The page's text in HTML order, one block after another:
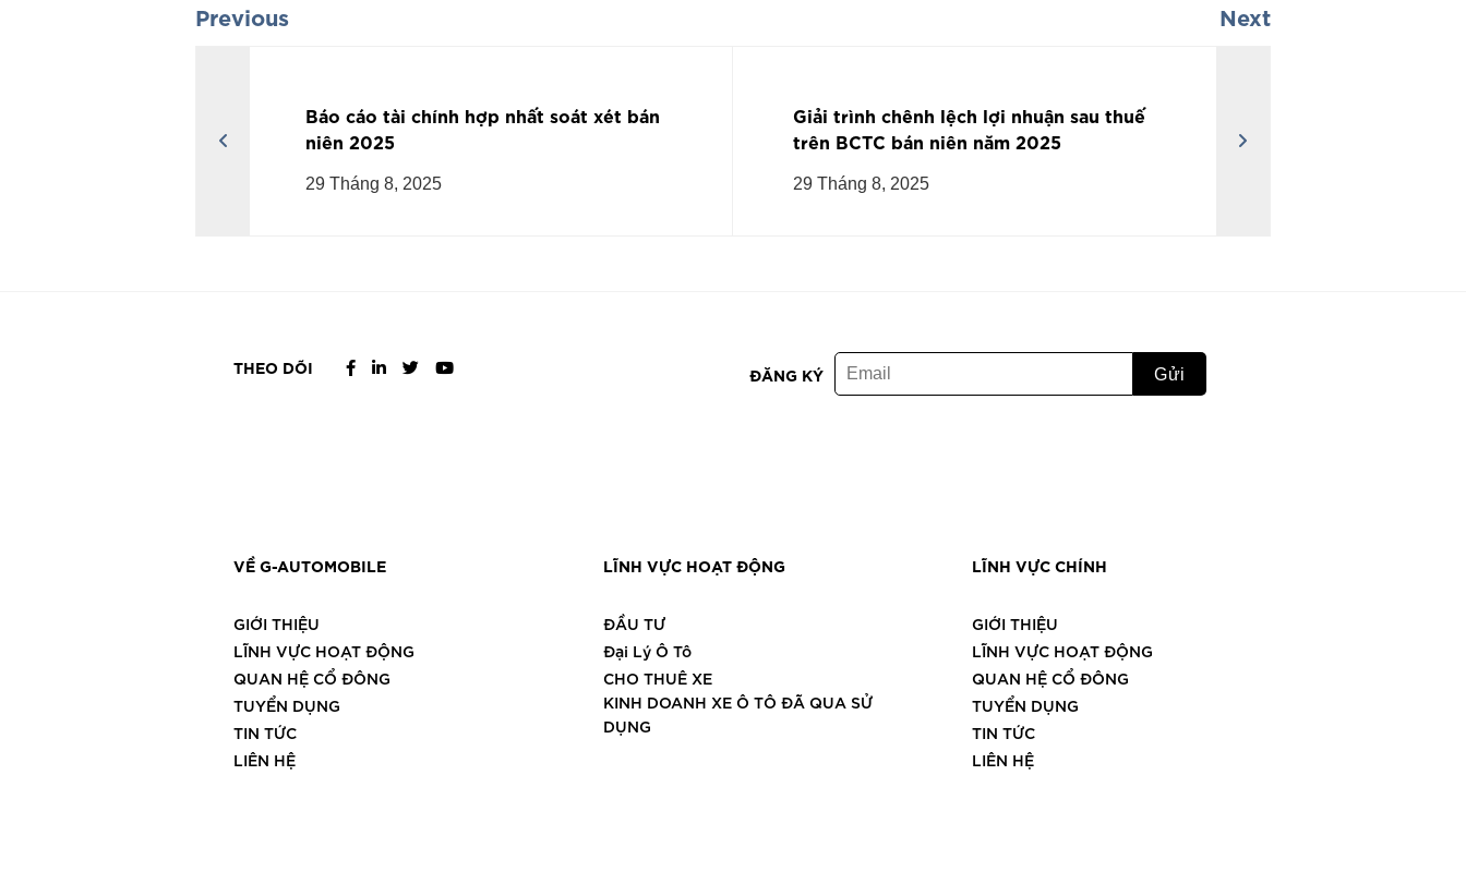
Previous
Báo cáo tài chính hợp nhất soát xét bán
niên 2025
29 Tháng 8, 2025
Next
Giải trình chênh lệch lợi nhuận sau thuế
trên BCTC bán niên năm 2025
29 Tháng 8, 2025
THEO DÕI ĐĂNG KÝ
VỀ G-AUTOMOBILE
GIỚI THIỆU
LĨNH VỰC HOẠT ĐỘNG
QUAN HỆ CỔ ĐÔNG
TUYỂN DỤNG
LIÊN HỆ
LĨNH VỰC HOẠT ĐỘNG
ĐẦU TƯ
Đại Lý Ô Tô
CHO THUÊ XE
LĨNH VỰC CHÍNH
GIỚI THIỆU
LĨNH VỰC HOẠT ĐỘNG
QUAN HỆ CỔ ĐÔNG
TUYỂN DỤNG
LIÊN HỆ